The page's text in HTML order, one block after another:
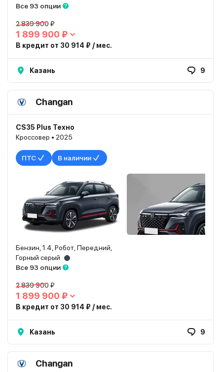
Все 93 опции
2 839 900 ₽
1 899 900 ₽
В кредит от 30 914 ₽ / мес.
Казань 9
Changan
CS35 Plus Техно
Кроссовер • 2025
ПТС В наличии
Бензин, 1.4, Робот, Передний,
Горный серый
Все 93 опции
2 839 900 ₽
1 899 900 ₽
В кредит от 30 914 ₽ / мес.
Казань 9
Changan